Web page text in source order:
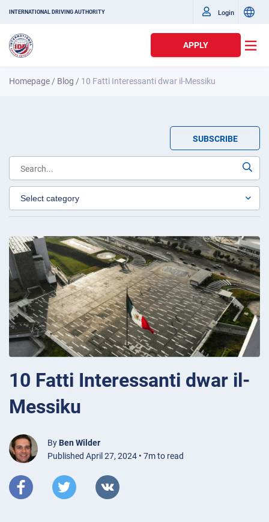
INTERNATIONAL DRIVING AUTHORITY Login
APPLY
Homepage / Blog / 10 Fatti Interessanti dwar il-Messiku
SUBSCRIBE
10 Fatti Interessanti dwar il-
Messiku
By Ben Wilder
Published April 27, 2024 • 7m to read